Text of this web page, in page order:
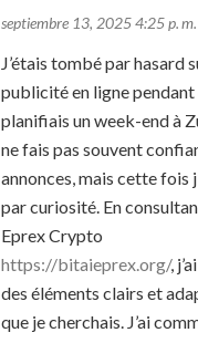
septiembre 13, 2025 4:25 p. m.
J’étais tombé par hasard
publicité en ligne pendant
planifiais un week-end à
ne fais pas souvent
annonces, mais cette fois
par curiosité. En
Eprex Crypto
https://bitaieprex.org/,
des éléments clairs et
que je cherchais. J’ai